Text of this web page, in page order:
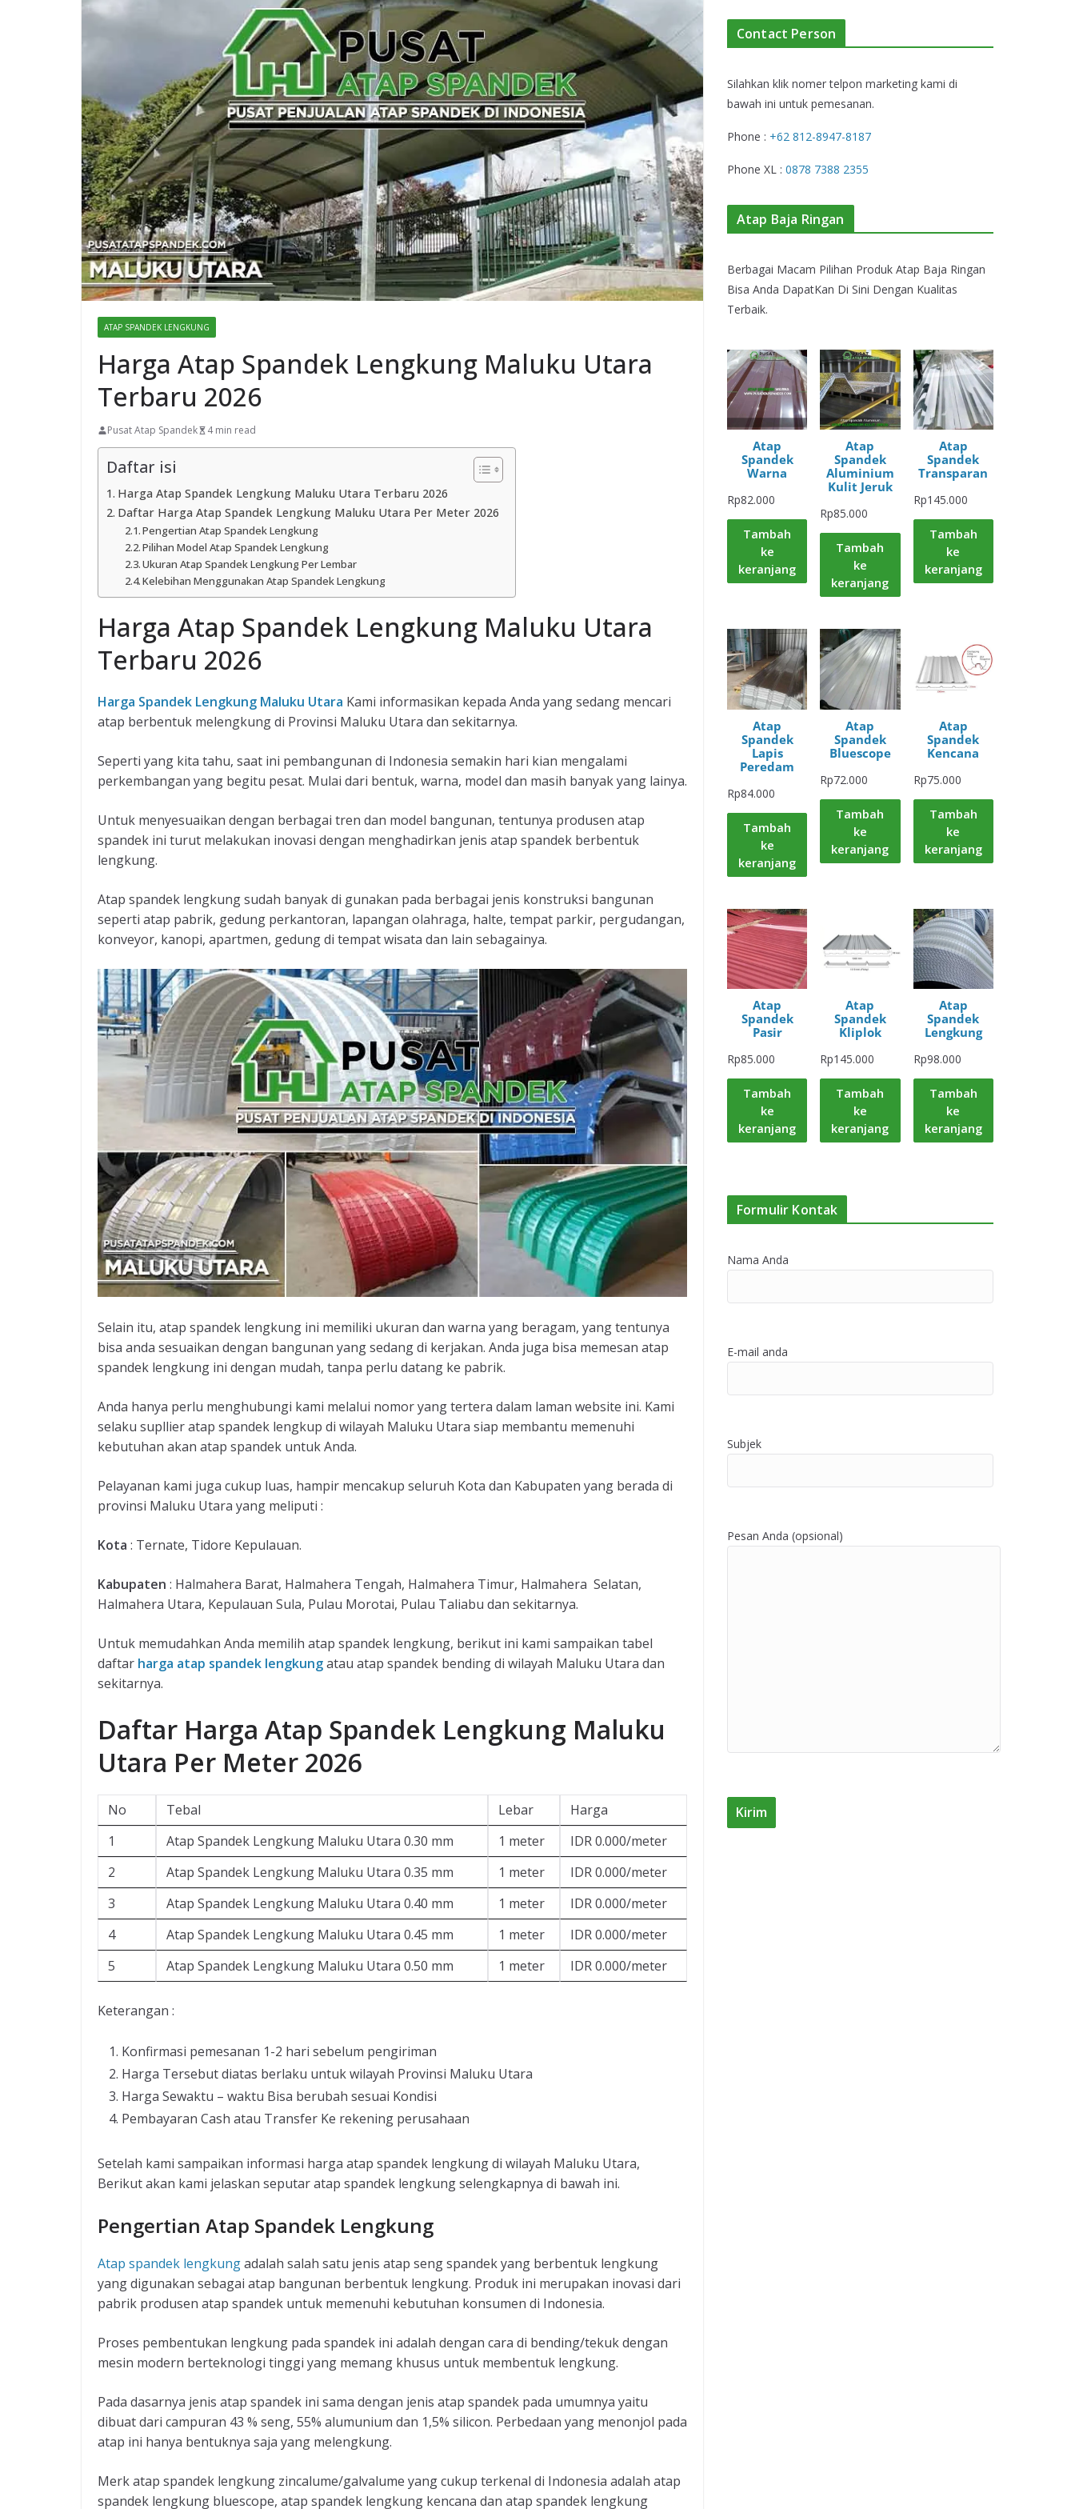
ATAP SPANDEK LENGKUNG
Harga Atap Spandek Lengkung Maluku Utara
Terbaru 2026
Pusat Atap Spandek 4 min read
Daftar isi
Harga Atap Spandek Lengkung Maluku Utara Terbaru 2026
Daftar Harga Atap Spandek Lengkung Maluku Utara Per Meter 2026
Pengertian Atap Spandek Lengkung
Pilihan Model Atap Spandek Lengkung
Ukuran Atap Spandek Lengkung Per Lembar
Kelebihan Menggunakan Atap Spandek Lengkung
Harga Atap Spandek Lengkung Maluku Utara
Terbaru 2026
Harga Spandek Lengkung Maluku Utara Kami informasikan kepada Anda yang sedang mencari
atap berbentuk melengkung di Provinsi Maluku Utara dan sekitarnya.
Seperti yang kita tahu, saat ini pembangunan di Indonesia semakin hari kian mengalami
perkembangan yang begitu pesat. Mulai dari bentuk, warna, model dan masih banyak yang lainya.
Untuk menyesuaikan dengan berbagai tren dan model bangunan, tentunya produsen atap
spandek ini turut melakukan inovasi dengan menghadirkan jenis atap spandek berbentuk
lengkung.
Atap spandek lengkung sudah banyak di gunakan pada berbagai jenis konstruksi bangunan
seperti atap pabrik, gedung perkantoran, lapangan olahraga, halte, tempat parkir, pergudangan,
konveyor, kanopi, apartmen, gedung di tempat wisata dan lain sebagainya.
Selain itu, atap spandek lengkung ini memiliki ukuran dan warna yang beragam, yang tentunya
bisa anda sesuaikan dengan bangunan yang sedang di kerjakan. Anda juga bisa memesan atap
spandek lengkung ini dengan mudah, tanpa perlu datang ke pabrik.
Anda hanya perlu menghubungi kami melalui nomor yang tertera dalam laman website ini. Kami
selaku supllier atap spandek lengkup di wilayah Maluku Utara siap membantu memenuhi
kebutuhan akan atap spandek untuk Anda.
Pelayanan kami juga cukup luas, hampir mencakup seluruh Kota dan Kabupaten yang berada di
provinsi Maluku Utara yang meliputi :
Kota : Ternate, Tidore Kepulauan.
Kabupaten : Halmahera Barat, Halmahera Tengah, Halmahera Timur, Halmahera Selatan,
Halmahera Utara, Kepulauan Sula, Pulau Morotai, Pulau Taliabu dan sekitarnya.
Untuk memudahkan Anda memilih atap spandek lengkung, berikut ini kami sampaikan tabel
daftar harga atap spandek lengkungatau atap spandek bending di wilayah Maluku Utara dan
sekitarnya.
Daftar Harga Atap Spandek Lengkung Maluku
Utara Per Meter 2026
No Tebal Lebar
Harga
1
Atap Spandek Lengkung Maluku Utara 0.30 mm 1 meter
IDR 0.000/meter
2
Atap Spandek Lengkung Maluku Utara 0.35 mm 1 meter
IDR 0.000/meter
3
Atap Spandek Lengkung Maluku Utara 0.40 mm 1 meter
IDR 0.000/meter
4
Atap Spandek Lengkung Maluku Utara 0.45 mm 1 meter
IDR 0.000/meter
5
Atap Spandek Lengkung Maluku Utara 0.50 mm 1 meter IDR 0.000/meter
Keterangan :
Konfirmasi pemesanan 1-2 hari sebelum pengiriman
Harga Tersebut diatas berlaku untuk wilayah Provinsi Maluku Utara
Harga Sewaktu – waktu Bisa berubah sesuai Kondisi
Pembayaran Cash atau Transfer Ke rekening perusahaan
Setelah kami sampaikan informasi harga atap spandek lengkung di wilayah Maluku Utara,
Berikut akan kami jelaskan seputar atap spandek lengkung selengkapnya di bawah ini.
Pengertian Atap Spandek Lengkung
Atap spandek lengkungadalah salah satu jenis atap seng spandek yang berbentuk lengkung
yang digunakan sebagai atap bangunan berbentuk lengkung. Produk ini merupakan inovasi dari
pabrik produsen atap spandek untuk memenuhi kebutuhan konsumen di Indonesia.
Proses pembentukan lengkung pada spandek ini adalah dengan cara di bending/tekuk dengan
mesin modern berteknologi tinggi yang memang khusus untuk membentuk lengkung.
Pada dasarnya jenis atap spandek ini sama dengan jenis atap spandek pada umumnya yaitu
dibuat dari campuran 43 % seng, 55% alumunium dan 1,5% silicon. Perbedaan yang menonjol pada
atap ini hanya bentuknya saja yang melengkung.
Merk atap spandek lengkung zincalume/galvalume yang cukup terkenal di Indonesia adalah atap
spandek lengkung bluescope, atap spandek lengkung kencana dan atap spandek lengkung
Contact Person
Silahkan klik nomer telpon marketing kami di
bawah ini untuk pemesanan.
Phone : +62 812-8947-8187
Phone XL : 0878 7388 2355
Atap Baja Ringan
Berbagai Macam Pilihan Produk Atap Baja Ringan
Bisa Anda DapatKan Di Sini Dengan Kualitas
Terbaik.
Atap
Spandek
Warna
Rp82.000
Tambah
ke
keranjang
Atap
Spandek
Aluminium
Kulit Jeruk
Rp85.000
Tambah
ke
keranjang
Atap
Spandek
Transparan
Rp145.000
Tambah
ke
keranjang
Atap
Spandek
Lapis
Peredam
Rp84.000
Tambah
ke
keranjang
Atap
Spandek
Bluescope
Rp72.000
Tambah
ke
keranjang
Atap
Spandek
Kencana
Rp75.000
Tambah
ke
keranjang
Atap
Spandek
Pasir
Rp85.000
Tambah
ke
keranjang
Atap
Spandek
Kliplok
Rp145.000
Tambah
ke
keranjang
Atap
Spandek
Lengkung
Rp98.000
Tambah
ke
keranjang
Formulir Kontak
Nama Anda
E-mail anda
Subjek
Pesan Anda (opsional)